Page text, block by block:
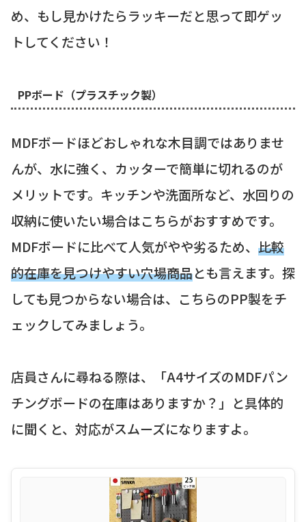
め、もし見かけたらラッキーだと思って即ゲッ
トしてください！
PPボード（プラスチック製）
MDFボードほどおしゃれな木目調ではありませ
んが、水に強く、カッターで簡単に切れるのが
メリットです。キッチンや洗面所など、水回りの
収納に使いたい場合はこちらがおすすめです。
MDFボードに比べて人気がやや劣るため、 比較
的在庫を見つけやすい穴場商品とも言えます。探
しても見つからない場合は、こちらのPP製をチ
ェックしてみましょう。
店員さんに尋ねる際は、「A4サイズのMDFパン
チングボードの在庫はありますか？」と具体的
に聞くと、対応がスムーズになりますよ。